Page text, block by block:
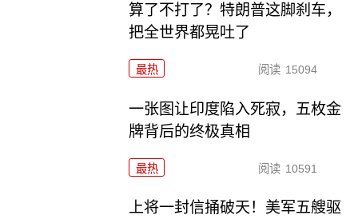
算了不打了？特朗普这脚刹车，
把全世界都晃吐了
最热 阅读 15094
一张图让印度陷入死寂，五枚金
牌背后的终极真相
最热 阅读 10591
上将一封信捅破天！美军五艘驱